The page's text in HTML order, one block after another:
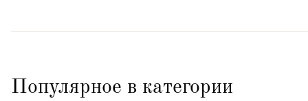
Популярное в категории